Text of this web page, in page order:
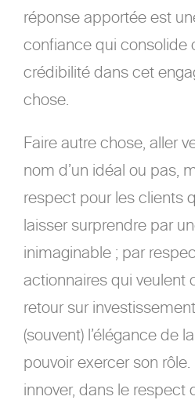
réponse apportée est
confiance qui consolide
crédibilité dans cet
chose.
Faire autre chose, aller
nom d’un idéal ou pas,
respect pour les clients
laisser surprendre par
inimaginable ; par
actionnaires qui veulent
retour sur
(souvent) l’élégance de
pouvoir exercer son
innover, dans le respect